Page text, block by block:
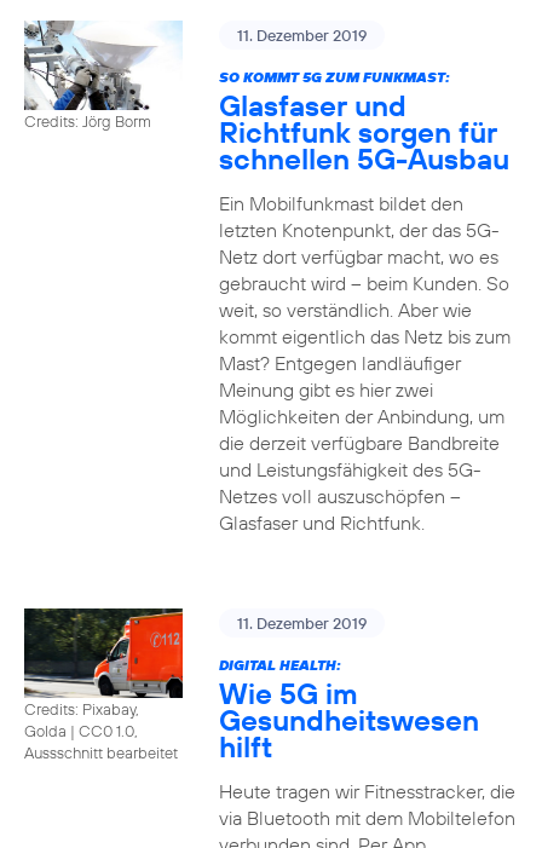
Credits: Jörg Borm
11. Dezember 2019
SO KOMMT 5G ZUM FUNKMAST:
Glasfaser und
Richtfunk sorgen für
schnellen 5G-Ausbau
Ein Mobilfunkmast bildet den
letzten Knotenpunkt, der das 5G-
Netz dort verfügbar macht, wo es
gebraucht wird – beim Kunden. So
weit, so verständlich. Aber wie
kommt eigentlich das Netz bis zum
Mast? Entgegen landläufiger
Meinung gibt es hier zwei
Möglichkeiten der Anbindung, um
die derzeit verfügbare Bandbreite
und Leistungsfähigkeit des 5G-
Netzes voll auszuschöpfen –
Glasfaser und Richtfunk.
Credits: Pixabay,
Golda | CC0 1.0,
Aussschnitt bearbeitet
11. Dezember 2019
DIGITAL HEALTH:
Wie 5G im
Gesundheitswesen
hilft
Heute tragen wir Fitnesstracker, die
via Bluetooth mit dem Mobiltelefon